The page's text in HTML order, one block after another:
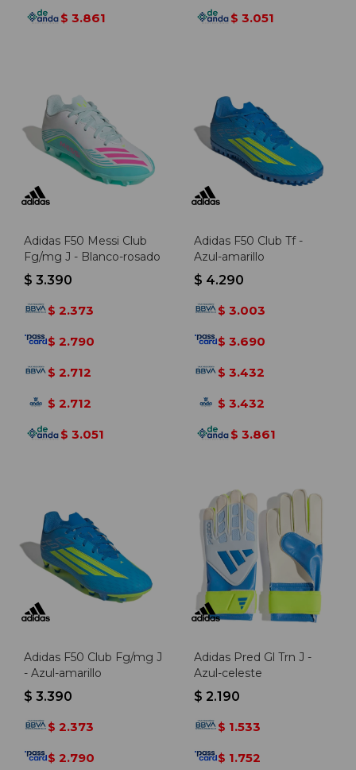
$ 3.861 $ 3.051
Adidas F50 Messi Club
Fg/mg J - Blanco-rosado
$ 3.390
$ 2.373
$ 2.790
$ 2.712
$ 2.712
$ 3.051
Adidas F50 Club Tf -
Azul-amarillo
$ 4.290
$ 3.003
$ 3.690
$ 3.432
$ 3.432
$ 3.861
Adidas F50 Club Fg/mg J
- Azul-amarillo
$ 3.390
$ 2.373
$ 2.790
Adidas Pred Gl Trn J -
Azul-celeste
$ 2.190
$ 1.533
$ 1.752